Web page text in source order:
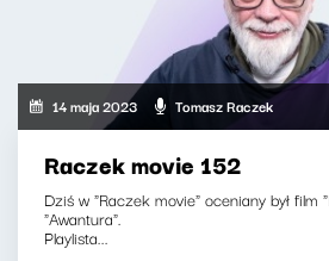
14 maja 2023 Tomasz Raczek
Raczek movie 152
Dziś w "Raczek movie" oceniany był film
"Awantura".
Playlista...